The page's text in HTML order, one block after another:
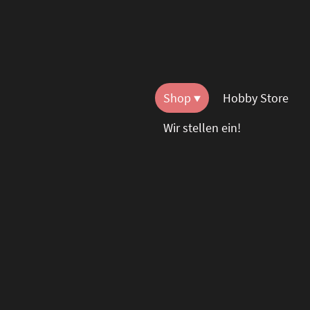
Shop Hobby Store
Wir stellen ein!